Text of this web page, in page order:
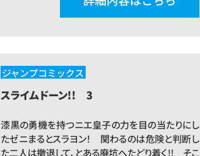
ジャンプコミックス
スライムドーン!! 3
漆黒の勇機を持つニエ皇子の力を目の当たりにし
たゼニまるとスラヨン！ 関わるのは危険と判断し
た二人は撤退して、とある廃坑へたどり着く!! そこ